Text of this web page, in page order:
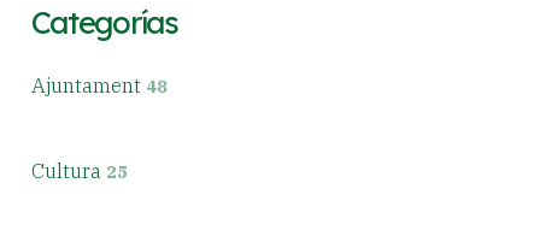
Categorías
Ajuntament 48
Cultura 25